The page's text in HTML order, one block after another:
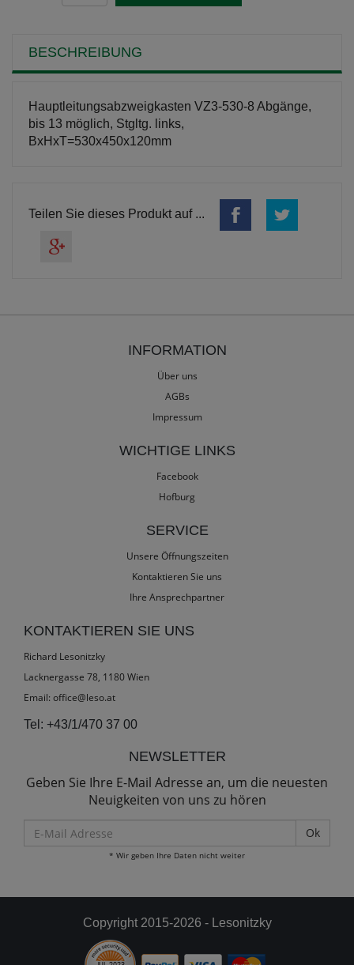
BESCHREIBUNG
Hauptleitungsabzweigkasten VZ3-530-8 Abgänge,
bis 13 möglich, Stgltg. links,
BxHxT=530x450x120mm
Teilen Sie dieses Produkt auf ...
INFORMATION
Über uns
AGBs
Impressum
WICHTIGE LINKS
Facebook
Hofburg
SERVICE
Unsere Öffnungszeiten
Kontaktieren Sie uns
Ihre Ansprechpartner
KONTAKTIEREN SIE UNS
Richard Lesonitzky
Lacknergasse 78, 1180 Wien
Email: office@leso.at
Tel: +43/1/470 37 00
NEWSLETTER
Geben Sie Ihre E-Mail Adresse an, um die neuesten
Neuigkeiten von uns zu hören
Mail
Adresse
* Wir geben Ihre Daten nicht weiter
Copyright 2015-2026 - Lesonitzky